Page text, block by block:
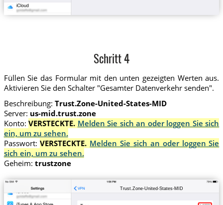
Schritt 4
Füllen Sie das Formular mit den unten gezeigten Werten aus.
Aktivieren Sie den Schalter "Gesamter Datenverkehr senden".
Beschreibung: Trust.Zone-United-States-MID
Server: us-mid.trust.zone
Konto:VERSTECKTE. Melden Sie sich an oder loggen Sie sich
ein, um zu sehen.
Passwort:VERSTECKTE. Melden Sie sich an oder loggen Sie
sich ein, um zu sehen.
Geheim: trustzone
Trust.Zone-United-States-MID